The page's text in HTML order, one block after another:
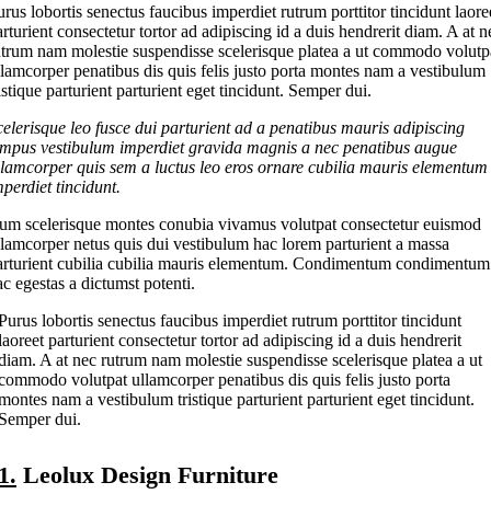
lobortis senectus faucibus imperdiet rutrum porttitor tincidunt
consectetur tortor ad adipiscing id a duis hendrerit diam. A at
nam molestie suspendisse scelerisque platea a ut commodo
penatibus dis quis felis justo porta montes nam a vestibulum
parturient parturient eget tincidunt. Semper dui.
leo fusce dui parturient ad a penatibus mauris adipiscing
vestibulum imperdiet gravida magnis a nec penatibus augue
quis sem a luctus leo eros ornare cubilia mauris elementum
tincidunt.
scelerisque montes conubia vivamus volutpat consectetur euismod
netus quis dui vestibulum hac lorem parturient a massa
cubilia cubilia mauris elementum. Condimentum condimentum
egestas a dictumst potenti.
lobortis senectus faucibus imperdiet rutrum porttitor tincidunt
parturient consectetur tortor ad adipiscing id a duis hendrerit
A at nec rutrum nam molestie suspendisse scelerisque platea a ut
volutpat ullamcorper penatibus dis quis felis justo porta
nam a vestibulum tristique parturient parturient eget tincidunt.
dui.
Leolux Design Furniture